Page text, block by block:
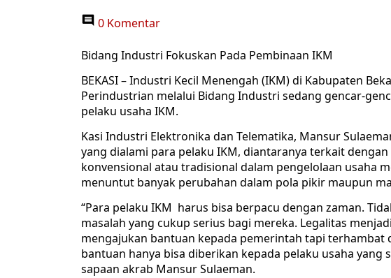
0 Komentar
Bidang Industri Fokuskan Pada Pembinaan IKM
BEKASI – Industri Kecil Menengah (IKM) di Kabupaten
Perindustrian melalui Bidang Industri sedang gencar-
pelaku usaha IKM.
Kasi Industri Elektronika dan Telematika, Mansur
yang dialami para pelaku IKM, diantaranya terkait
konvensional atau tradisional dalam pengelolaan usaha
menuntut banyak perubahan dalam pola pikir maupun
“Para pelaku IKM harus bisa berpacu dengan zaman.
masalah yang cukup serius bagi mereka. Legalitas
mengajukan bantuan kepada pemerintah tapi terhambat
bantuan hanya bisa diberikan kepada pelaku usaha yang
sapaan akrab Mansur Sulaeman.